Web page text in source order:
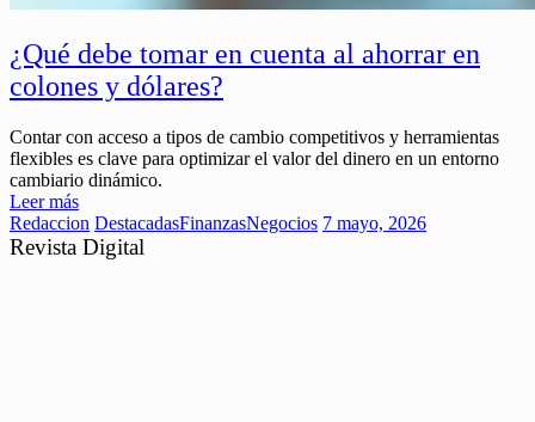
¿Qué debe tomar en cuenta al ahorrar en
colones y dólares?
Contar con acceso a tipos de cambio competitivos y herramientas
flexibles es clave para optimizar el valor del dinero en un entorno
cambiario dinámico.
Leer más
Redaccion DestacadasFinanzasNegocios 7 mayo, 2026
Revista Digital